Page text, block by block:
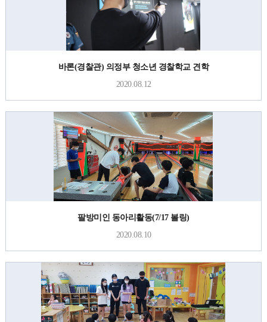
바론(경찰관) 의정부 청소년 경찰학교 견학
2020.08.12
팔방미인 동아리활동(7/17 볼링)
2020.08.10